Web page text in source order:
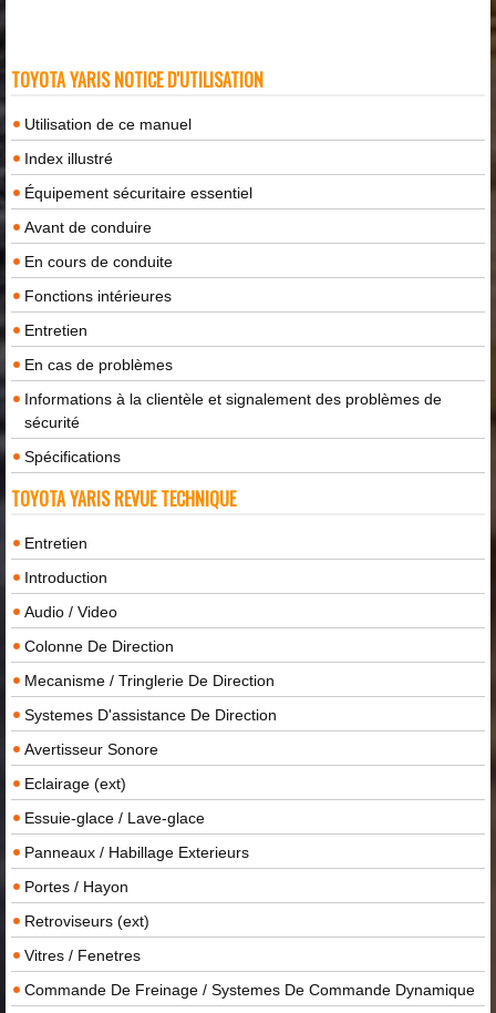
TOYOTA YARIS NOTICE D'UTILISATION
Utilisation de ce manuel
Index illustré
Équipement sécuritaire essentiel
Avant de conduire
En cours de conduite
Fonctions intérieures
Entretien
En cas de problèmes
Informations à la clientèle et signalement des problèmes de
sécurité
Spécifications
TOYOTA YARIS REVUE TECHNIQUE
Entretien
Introduction
Audio / Video
Colonne De Direction
Mecanisme / Tringlerie De Direction
Systemes D'assistance De Direction
Avertisseur Sonore
Eclairage (ext)
Essuie-glace / Lave-glace
Panneaux / Habillage Exterieurs
Portes / Hayon
Retroviseurs (ext)
Vitres / Fenetres
Commande De Freinage / Systemes De Commande Dynamique